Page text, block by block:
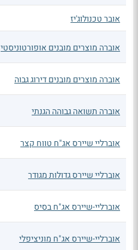
אובר טכנולוג'יז
אוברה מוצרים מובנים אופורטוניסטי
אוברה מוצרים מובנים דירוג גבוה
אוברה תשואה גבוהה הגנתי
אוברליי שיירס אג"ח טווח קצר
אוברליי שיירס גדולות מגודר
אוברליי-שיירס אג"ח בסיס
אוברליי-שיירס אג"ח מוניציפלי